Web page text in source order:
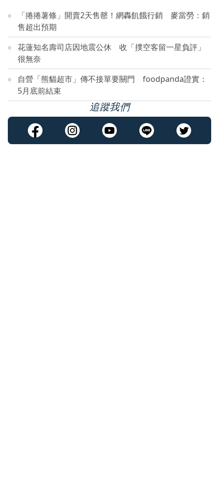
「捲捲薯條」開賣2天售罄！網轟飢餓行銷 麥當勞：銷
售超出預期
花蓮知名壽司店因地震公休 收「撲空客留一星負評」
很無奈
自營「熊貓超市」傳不接單要關門 foodpanda證實：
5月底前結束
追蹤我們